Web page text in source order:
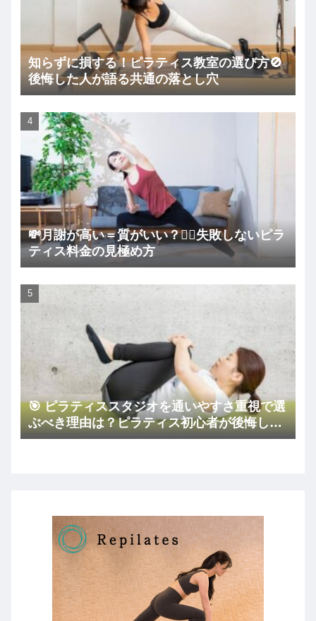
知らずに損する！ピラティス教室の選び方🚫
後悔した人が語る共通の落とし穴
💸月謝が高い＝質がいい？🧘‍♀️失敗しないピラ
ティス料金の見極め方
🎯 ピラティススタジオを通いやすさ重視で選
ぶべき理由は？ピラティス初心者が後悔しな
いコツ🏠